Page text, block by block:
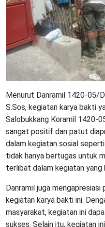
Menurut Danramil 1420-05/
S.Sos, kegiatan karya bakti
Salobukkang Koramil 1420-
sangat positif dan patut
dalam kegiatan sosial
tidak hanya bertugas untuk
terlibat dalam kegiatan
Danramil juga
kegiatan karya bakti ini.
masyarakat, kegiatan ini
sukses. Selain itu, kegiatan